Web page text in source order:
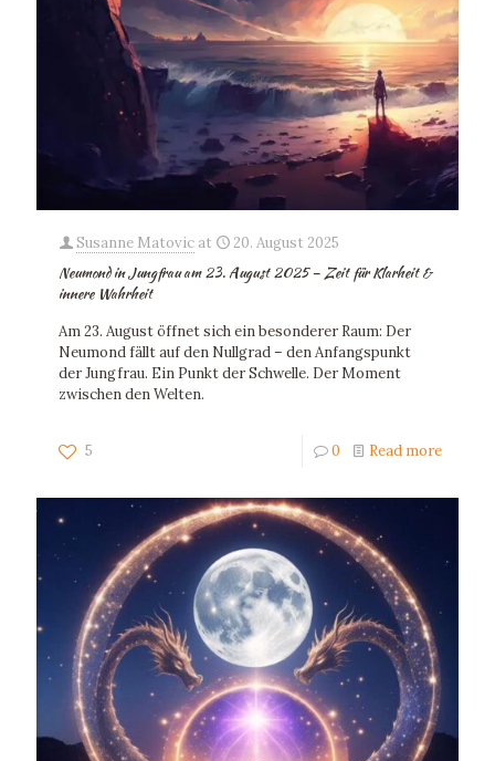
Susanne Matovic at 20. August 2025
Neumond in Jungfrau am 23. August 2025 – Zeit für Klarheit &
innere Wahrheit
Am 23. August öffnet sich ein besonderer Raum: Der
Neumond fällt auf den Nullgrad – den Anfangspunkt
der Jungfrau. Ein Punkt der Schwelle. Der Moment
zwischen den Welten.
5 0 Read more